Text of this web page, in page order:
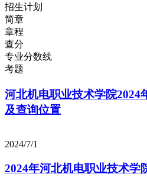
招生计划
简章
章程
查分
专业分数线
考题
河北机电职业技术学院2024
及查询位置
2024/7/1
2024年河北机电职业技术学